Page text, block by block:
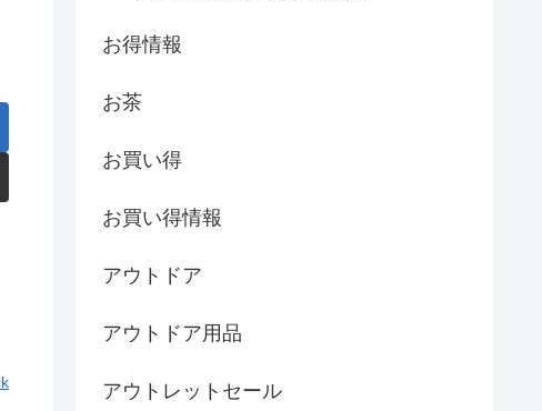
お得情報
お茶
お買い得
お買い得情報
アウトドア
アウトドア用品
アウトレットセール